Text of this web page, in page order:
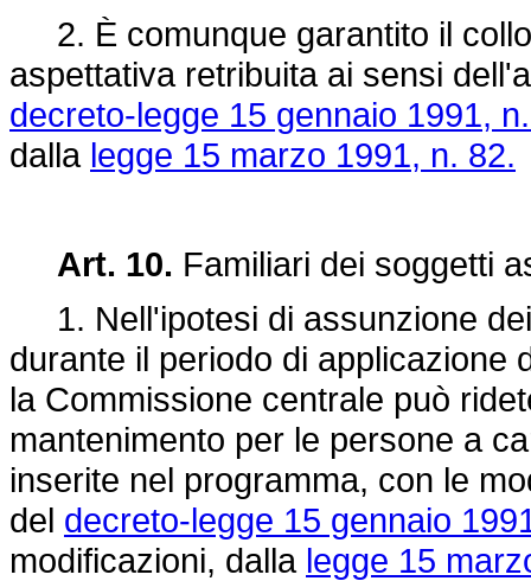
2. È comunque garantito il
aspettativa retribuita ai sensi
decreto-legge 15 gennaio 1991,
dalla legge 15 marzo 1991, n. 82.
Art. 10. Familiari dei soggetti
1. Nell'ipotesi di assunzione
durante il periodo di applicazione
la Commissione centrale può
mantenimento per le persone a
inserite nel programma, con le
del decreto-legge 15 gennaio
modificazioni, dalla legge 15